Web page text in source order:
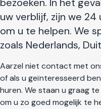
uw verblijf, zijn we
om u te helpen. We
zoals Nederlands,
Aarzel niet contact met
of als u geïnteresseerd
huren. We staan u graag
om u zo goed mogelijk te